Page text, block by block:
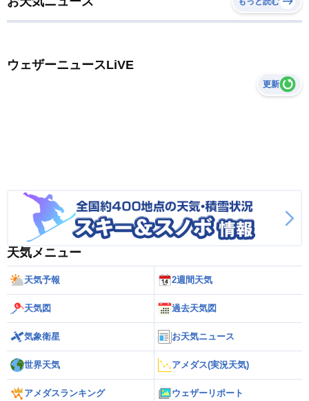
ウェザーニュースLiVE
更新
天気メニュー
天気予報 2週間天気
天気図 過去天気図
気象衛星 お天気ニュース
世界天気 アメダス(実況天気)
アメダスランキング ウェザーリポート